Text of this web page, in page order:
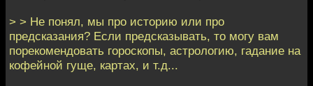
> > Не понял, мы про историю или про
предсказания? Если предсказывать, то могу вам
порекомендовать гороскопы, астрологию, гадание на
кофейной гуще, картах, и т.д...